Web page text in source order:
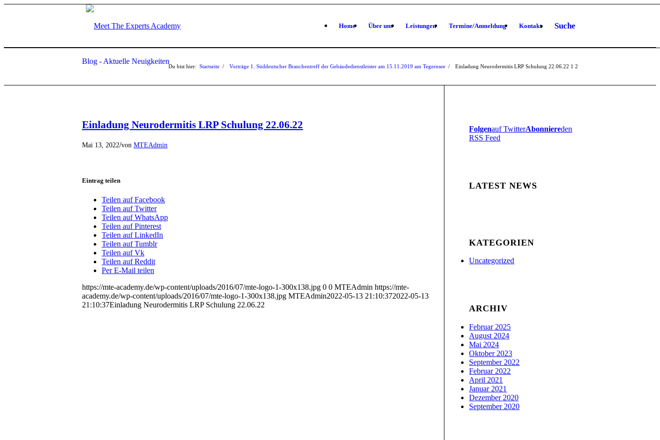
Home Über uns Leistungen Termine/Anmeldung Kontakt Suche
Blog - Aktuelle Neuigkeiten
Du bist hier: Startseite 1
/ Vorträge 1. Süddeutscher Branchentreff der Gebäudedienstleister am 15.11.2019 am Tegernsee 2
/ Einladung Neurodermitis LRP Schulung 22.06.22
Einladung Neurodermitis LRP Schulung 22.06.22
Mai 13, 2022/von MTEAdmin
Eintrag teilen
Teilen auf Facebook
Teilen auf Twitter
Teilen auf WhatsApp
Teilen auf Pinterest
Teilen auf LinkedIn
Teilen auf Tumblr
Teilen auf Vk
Teilen auf Reddit
Per E-Mail teilen
https://mte-academy.de/wp-content/uploads/2016/07/mte-logo-1-300x138.jpg 0 0 MTEAdmin https://mte-
academy.de/wp-content/uploads/2016/07/mte-logo-1-300x138.jpg MTEAdmin2022-05-13 21:10:372022-05-13
21:10:37Einladung Neurodermitis LRP Schulung 22.06.22
Folgenauf TwitterAbonniereden
RSS Feed
LATEST NEWS
KATEGORIEN
Uncategorized
ARCHIV
Februar 2025
August 2024
Mai 2024
Oktober 2023
September 2022
Februar 2022
April 2021
Januar 2021
Dezember 2020
September 2020